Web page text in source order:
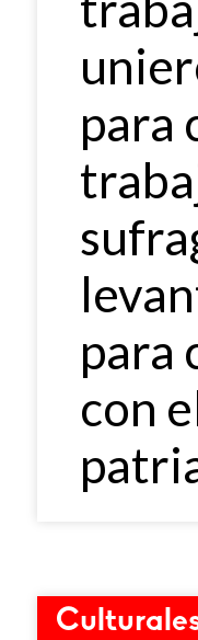
para
para
con